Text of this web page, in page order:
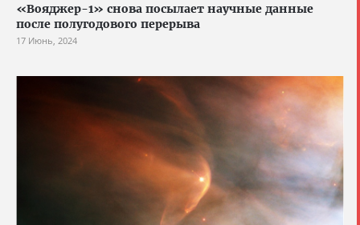
«Вояджер-1» снова посылает научные данные
после полугодового перерыва
17 Июнь, 2024